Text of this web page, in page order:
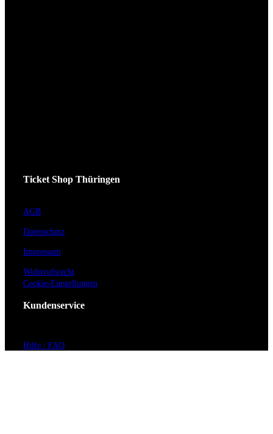
Ticket Shop Thüringen
AGB
Datenschutz
Impressum
Widerrufsrecht
Cookie-Einstellungen
Kundenservice
Hilfe / FAQ